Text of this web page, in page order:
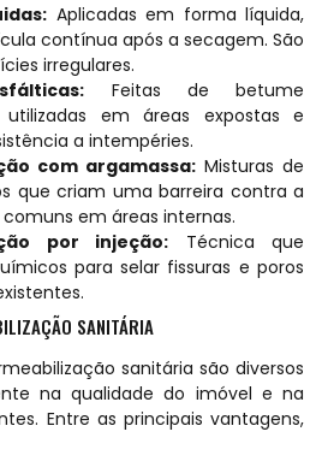
Aplicadas em forma líquida,
contínua após a secagem. São
irregulares.
Feitas de betume
em áreas expostas e
a intempéries.
com argamassa: Misturas de
que criam uma barreira contra a
em áreas internas.
por injeção: Técnica que
para selar fissuras e poros
SANITÁRIA
sanitária são diversos
na qualidade do imóvel e na
Entre as principais vantagens,